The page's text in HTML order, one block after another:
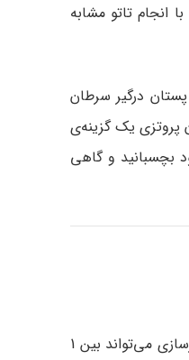
انجام تاتو مشابه
درگیر سرطان
یک گزینه‌ی
بچسبانید و گاهی
آماده شدن برای جراحی به همراه اقدامات بی‌هوشی ممکن است تا 2 ساعت طول بکشد. مدت زمان شروع تا پایان جراحی بازسازی می‌تواند بین 1